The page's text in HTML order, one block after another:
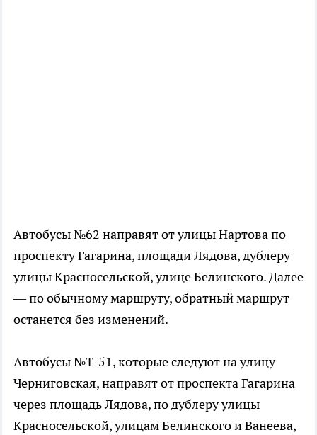
Автобусы №62 направят от улицы Нартова по
проспекту Гагарина, площади Лядова, дублеру
улицы Красносельской, улице Белинского. Далее
— по обычному маршруту, обратный маршрут
останется без изменений.
Автобусы №Т-51, которые следуют на улицу
Черниговская, направят от проспекта Гагарина
через площадь Лядова, по дублеру улицы
Красносельской, улицам Белинского и Ванеева,